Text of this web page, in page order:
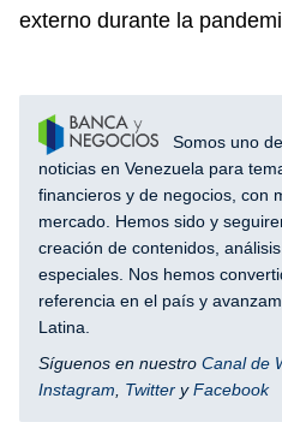
externo durante la
Somos uno
noticias en Venezuela para
financieros y de negocios, con
mercado. Hemos sido y
creación de contenidos,
especiales. Nos hemos
referencia en el país y
Latina.
Síguenos en nuestro Canal de
Instagram
Twitter yFacebook